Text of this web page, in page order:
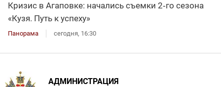
Кризис в Агаповке: начались съемки 2‑го сезона
«Кузя. Путь к успеху»
Панорама сегодня, 16:30
АДМИНИСТРАЦИЯ